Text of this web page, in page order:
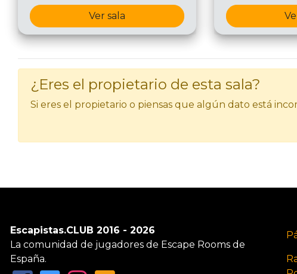
Ver sala
¿Eres el propietario de esta sala?
Si eres el propietario o piensas que algún dato está
Escapistas.CLUB 2016 - 2026
La comunidad de jugadores de Escape Rooms de
España.